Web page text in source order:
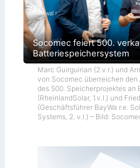
Socomec feiert 500.
Batteriespeichersystem
Marc Guirguirian (2.v.r.) und
von Socomec überreichen den
des 500. Speicherprojektes an
(RheinlandSolar, 1.v.l.) und
(Geschäftsführer BayWa r.e.
Systems, 2. v.l.) – Bild: